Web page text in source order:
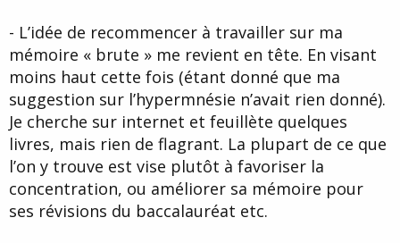
- L’idée de recommencer à travailler sur ma
mémoire « brute » me revient en tête. En visant
moins haut cette fois (étant donné que ma
suggestion sur l’hypermnésie n’avait rien donné).
Je cherche sur internet et feuillète quelques
livres, mais rien de flagrant. La plupart de ce que
l’on y trouve est vise plutôt à favoriser la
concentration, ou améliorer sa mémoire pour
ses révisions du baccalauréat etc.